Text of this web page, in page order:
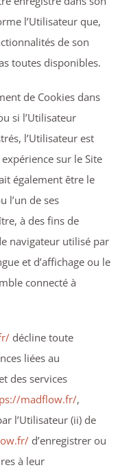
l’Utilisateur que,
de son
toutes disponibles.
de Cookies dans
si l’Utilisateur
l’Utilisateur est
sur le Site
également être le
l’un de ses
à des fins de
navigateur utilisé par
et d’affichage ou le
connecté à
décline toute
liées au
des services
madflow.fr/,
l’Utilisateur (ii) de
d’enregistrer ou
à leur